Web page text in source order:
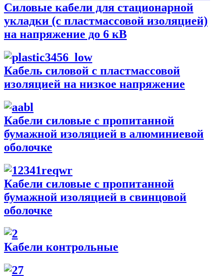
Силовые кабели для стационарной
укладки (с пластмассовой изоляцией)
на напряжение до 6 кВ
Кабель силовой с пластмассовой
изоляцией на низкое напряжение
Кабели силовые с пропитанной
бумажной изоляцией в алюминиевой
оболочке
Кабели силовые с пропитанной
бумажной изоляцией в свинцовой
оболочке
Кабели контрольные